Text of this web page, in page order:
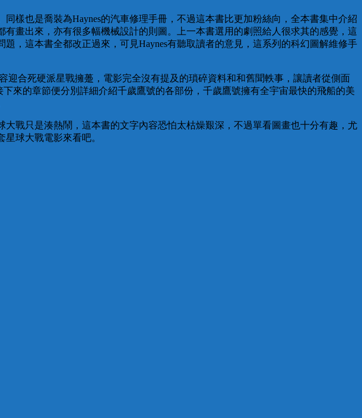
樣也是喬裝為Haynes的汽車修理手冊，不過這本書比更加粉絲向，全本書集中介紹
畫出來，亦有很多幅機械設計的則圖。上一本書選用的劇照給人很求其的感覺，這
，這本書全都改正過來，可見Haynes有聽取讀者的意見，這系列的科幻圖解維修手
迎合死硬派星戰擁躉，電影完全沒有提及的瑣碎資料和和舊聞軼事，讓讀者從側面
來的章節便分別詳細介紹千歲鷹號的各部份，千歲鷹號擁有全宇宙最快的飛船的美
戰只是湊熱鬧，這本書的文字內容恐怕太枯燥艱深，不過單看圖畫也十分有趣，尤
球大戰電影來看吧。